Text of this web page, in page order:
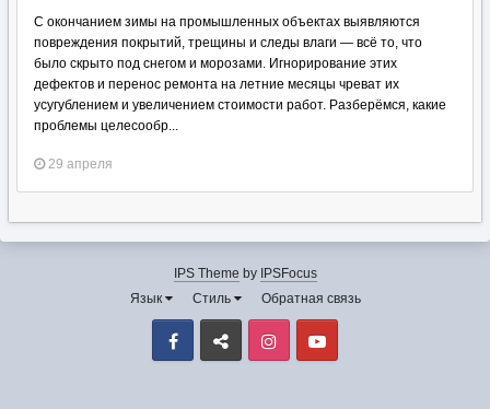
С окончанием зимы на промышленных объектах выявляются
повреждения покрытий, трещины и следы влаги — всё то, что
было скрыто под снегом и морозами. Игнорирование этих
дефектов и перенос ремонта на летние месяцы чреват их
усугублением и увеличением стоимости работ. Разберёмся, какие
проблемы целесообр...
29 апреля
IPS Theme by IPSFocus
Язык
Стиль Обратная связь
Facebook VK Instagram